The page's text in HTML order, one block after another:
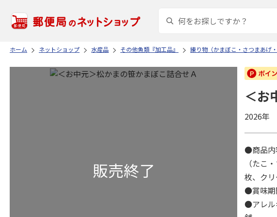
ホーム ネットショップ 水産品 その他魚類『加工品』 練り物（かまぼこ・さつまあげ・
＜お
2026年
●商品内
（たこ
枚、ク
●賞味期
●アレル